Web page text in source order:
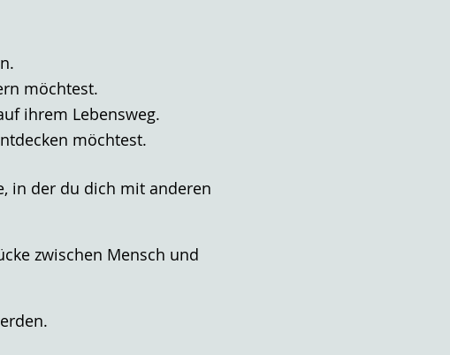
möchtest.
ihrem Lebensweg.
möchtest.
in der du dich mit anderen
zwischen Mensch und